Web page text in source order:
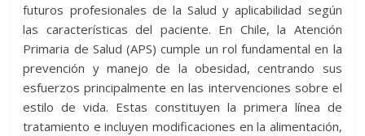
futuros profesionales de la Salud y aplicabilidad según
las características del paciente. En Chile, la Atención
Primaria de Salud (APS) cumple un rol fundamental en la
prevención y manejo de la obesidad, centrando sus
esfuerzos principalmente en las intervenciones sobre el
estilo de vida. Estas constituyen la primera línea de
tratamiento e incluyen modificaciones en la alimentación,